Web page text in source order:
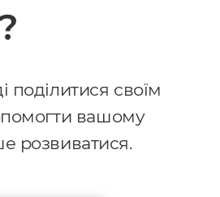
поділитися своїм
вашому
розвиватися.